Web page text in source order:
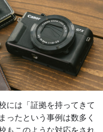
には「証拠を持ってきて
ったという事例は数多く